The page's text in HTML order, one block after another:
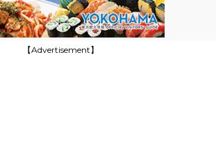
【Advertisement】